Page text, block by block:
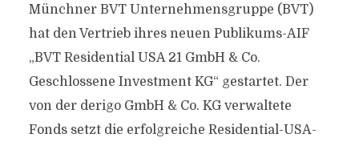
Münchner BVT Unternehmensgruppe (BVT)
hat den Vertrieb ihres neuen Publikums-AIF
„BVT Residential USA 21 GmbH & Co.
Geschlossene Investment KG“ gestartet. Der
von der derigo GmbH & Co. KG verwaltete
Fonds setzt die erfolgreiche Residential-USA-